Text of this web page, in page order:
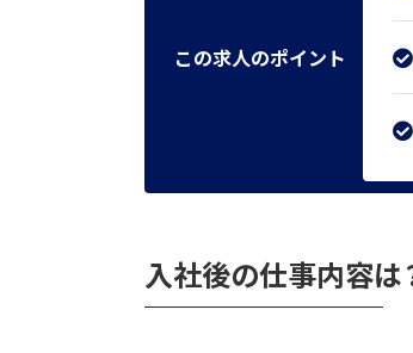
この求人のポイント
入社後の仕事内容は